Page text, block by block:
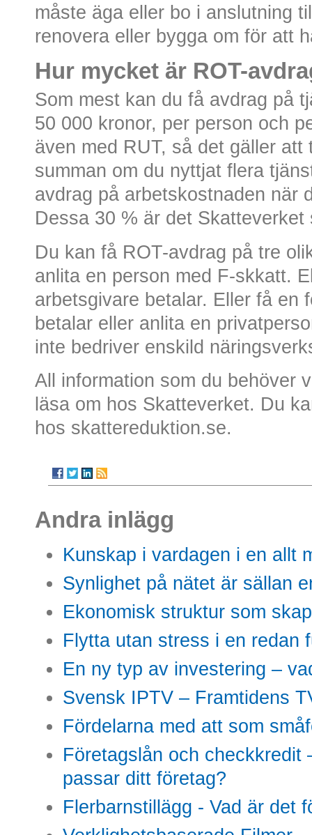
måste äga eller bo i anslutning
renovera eller bygga om för att
Hur mycket är ROT-
Som mest kan du få avdrag på
50 000 kronor, per person och
även med RUT, så det gäller att
summan om du nyttjat flera
avdrag på arbetskostnaden när
Dessa 30 % är det
Du kan få ROT-avdrag på tre
anlita en person med F-skkatt.
arbetsgivare betalar. Eller få en
betalar eller anlita en
inte bedriver enskild
All information som du behöver
läsa om hos Skatteverket. Du
hos skattereduktion.se.
Andra inlägg
Kunskap i vardagen i en allt
Synlighet på nätet är sällan
Ekonomisk struktur som
Flytta utan stress i en redan
En ny typ av investering –
Svensk IPTV – Framtidens
Fördelarna med att som
Företagslån och checkkredit
passar ditt företag?
Flerbarnstillägg - Vad är det